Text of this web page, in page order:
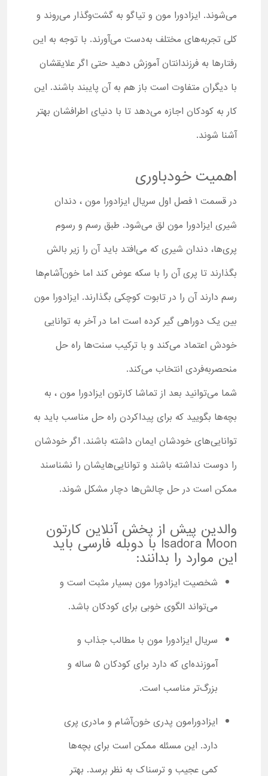
می‌شوند. ایزادورا مون و تیاگو به گشت‌وگذار می‌روند و
کلی تجربه‌های مختلف به‌دست می‌آورند. با توجه به این
رفتارها به فرزندانتان آموزش دهید حتی اگر علایقشان
با دیگران متفاوت است باز هم به آن پایبند باشند. این
کار به کودکان اجازه می‌دهد تا با دنیای اطرافشان بهتر
آشنا شوند.
اهمیت خودباوری
در قسمت ۱ فصل اول سریال ایزادورا مون ، دندان
شیری ایزادورا مون لق می‌شود. طبق رسم و رسوم
پری‌ها، دندان شیری که می‌افتد باید آن را زیر بالش
بگذارند تا پری آن را با سکه عوض کند اما خون‌آشام‌ها
رسم دارند آن را در تابوت کوچکی بگذارند. ایزادورا مون
بین یک دوراهی گیر کرده است اما در آخر به توانایی
خودش اعتماد می‌کند و با ترکیب سنت‌ها راه حل
منحصربه‌فردی انتخاب می‌کند.
شما می‌توانید بعد از تماشا کارتون ایزادورا مون ، به
بچه‌ها بگویید که برای پیداکردن راه حل مناسب باید به
توانایی‌های خودشان ایمان داشته باشند. اگر خودشان
را دوست نداشته باشند و توانایی‌هایشان را نشناسند
ممکن است در حل چالش‌ها دچار مشکل شوند.
والدین پیش از پخش آنلاین کارتون
Isadora Moon با دوبله فارسی باید
این موارد را بدانند:
شخصیت ایزادورا مون بسیار مثبت است و
می‌تواند الگوی خوبی برای کودکان باشد.
سریال ایزادورا مون با مطالب جذاب و
آموزنده‌ای که دارد برای کودکان ۵ ساله و
بزرگ‌تر مناسب است.
ایزادورامون پدری خون‌آشام و مادری پری
دارد. این مسئله ممکن است برای بچه‌ها
کمی عجیب و ترسناک به نظر برسد. بهتر